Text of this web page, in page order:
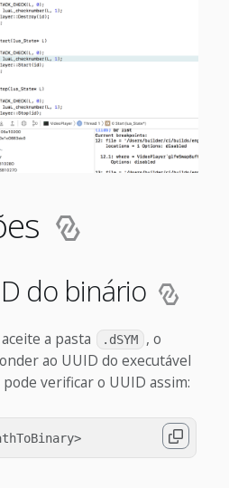
do binário
a pasta .dSYM
, o
ao UUID do executável
verificar o UUID assim: